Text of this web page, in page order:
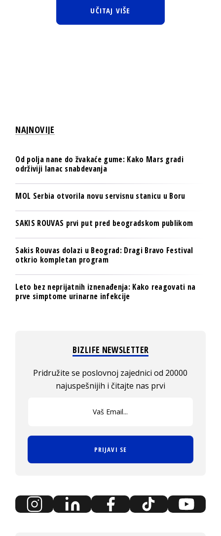
UČITAJ VIŠE
NAJNOVIJE
Od polja nane do žvakaće gume: Kako Mars gradi
održiviji lanac snabdevanja
MOL Serbia otvorila novu servisnu stanicu u Boru
SAKIS ROUVAS prvi put pred beogradskom publikom
Sakis Rouvas dolazi u Beograd: Dragi Bravo Festival
otkrio kompletan program
Leto bez neprijatnih iznenađenja: Kako reagovati na
prve simptome urinarne infekcije
BIZLIFE NEWSLETTER
Pridružite se poslovnoj zajednici od 20000
najuspešnijih i čitajte nas prvi
PRIJAVI SE